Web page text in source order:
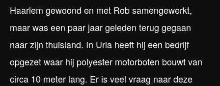
Haarlem gewoond en met Rob samengewerkt,
maar was een paar jaar geleden terug gegaan
naar zijn thuisland. In Urla heeft hij een bedrijf
opgezet waar hij polyester motorboten bouwt van
circa 10 meter lang. Er is veel vraag naar deze